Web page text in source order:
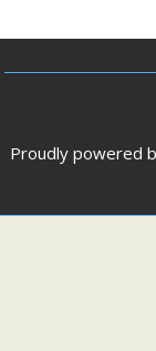
Proudly powered